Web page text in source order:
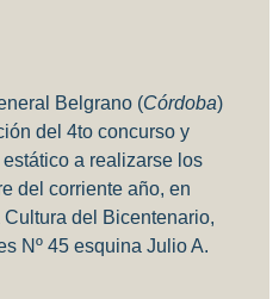
Belgrano (Córdoba)
del 4to concurso y
a realizarse los
del corriente año, en
del Bicentenario,
Nº 45 esquina Julio A.